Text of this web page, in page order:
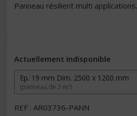
Panneau résilient multi applications.
Actuellement indisponible
Ep. 19 mm Dim. 2500 x 1200 mm
(panneau de 3 m²)
REF : AR03736-PANN